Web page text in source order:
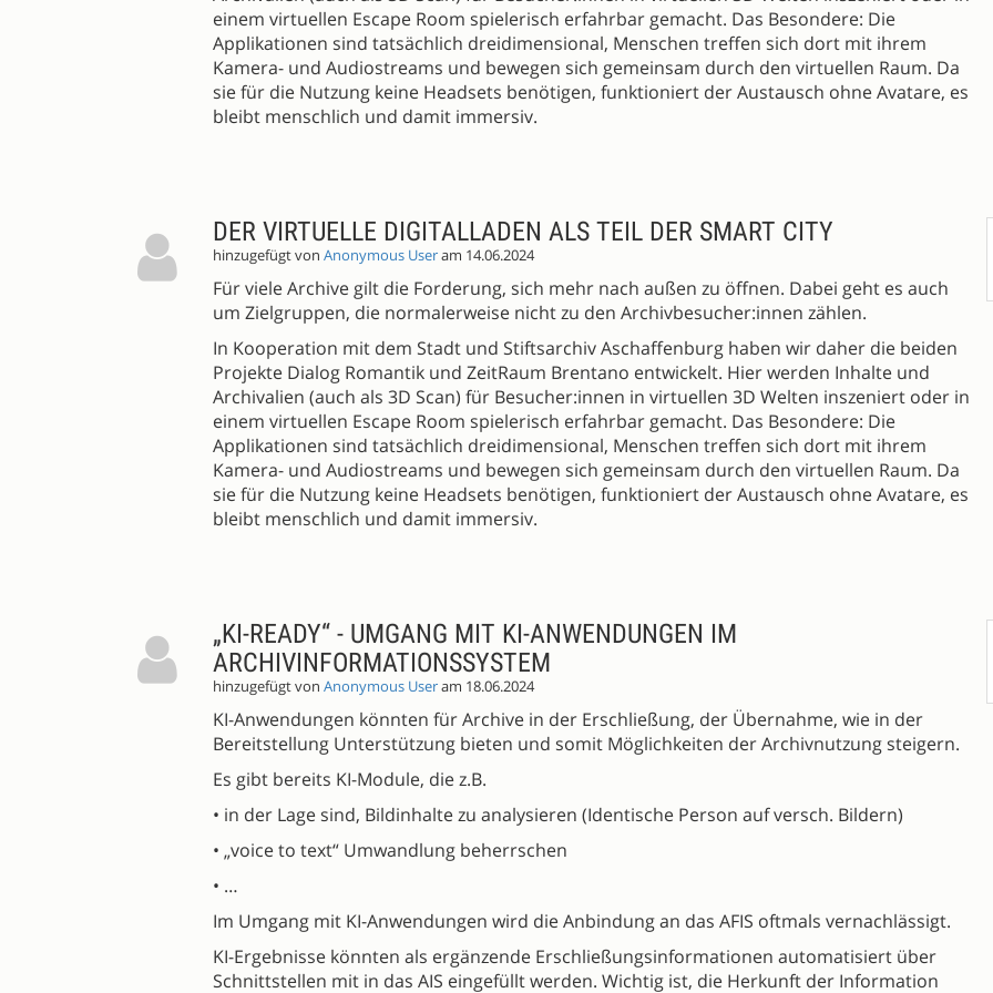
einem virtuellen Escape Room spielerisch erfahrbar gemacht. Das Besondere: Die
Applikationen sind tatsächlich dreidimensional, Menschen treffen sich dort mit ihrem
Kamera- und Audiostreams und bewegen sich gemeinsam durch den virtuellen Raum. Da
sie für die Nutzung keine Headsets benötigen, funktioniert der Austausch ohne Avatare, es
bleibt menschlich und damit immersiv.
DER VIRTUELLE DIGITALLADEN ALS TEIL DER SMART CITY
hinzugefügt von Anonymous Useram 14.06.2024
Für viele Archive gilt die Forderung, sich mehr nach außen zu öffnen. Dabei geht es auch
um Zielgruppen, die normalerweise nicht zu den Archivbesucher:innen zählen.
In Kooperation mit dem Stadt und Stiftsarchiv Aschaffenburg haben wir daher die beiden
Projekte Dialog Romantik und ZeitRaum Brentano entwickelt. Hier werden Inhalte und
Archivalien (auch als 3D Scan) für Besucher:innen in virtuellen 3D Welten inszeniert oder in
einem virtuellen Escape Room spielerisch erfahrbar gemacht. Das Besondere: Die
Applikationen sind tatsächlich dreidimensional, Menschen treffen sich dort mit ihrem
Kamera- und Audiostreams und bewegen sich gemeinsam durch den virtuellen Raum. Da
sie für die Nutzung keine Headsets benötigen, funktioniert der Austausch ohne Avatare, es
bleibt menschlich und damit immersiv.
„KI-READY“ - UMGANG MIT KI-ANWENDUNGEN IM
ARCHIVINFORMATIONSSYSTEM
hinzugefügt von Anonymous Useram 18.06.2024
KI-Anwendungen könnten für Archive in der Erschließung, der Übernahme, wie in der
Bereitstellung Unterstützung bieten und somit Möglichkeiten der Archivnutzung steigern.
Es gibt bereits KI-Module, die z.B.
• in der Lage sind, Bildinhalte zu analysieren (Identische Person auf versch. Bildern)
• „voice to text“ Umwandlung beherrschen
• …
Im Umgang mit KI-Anwendungen wird die Anbindung an das AFIS oftmals vernachlässigt.
KI-Ergebnisse könnten als ergänzende Erschließungsinformationen automatisiert über
Schnittstellen mit in das AIS eingefüllt werden. Wichtig ist, die Herkunft der Information